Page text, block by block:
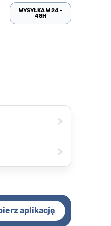
WYSYŁKA W 24 -
48H
>
>
aplikację